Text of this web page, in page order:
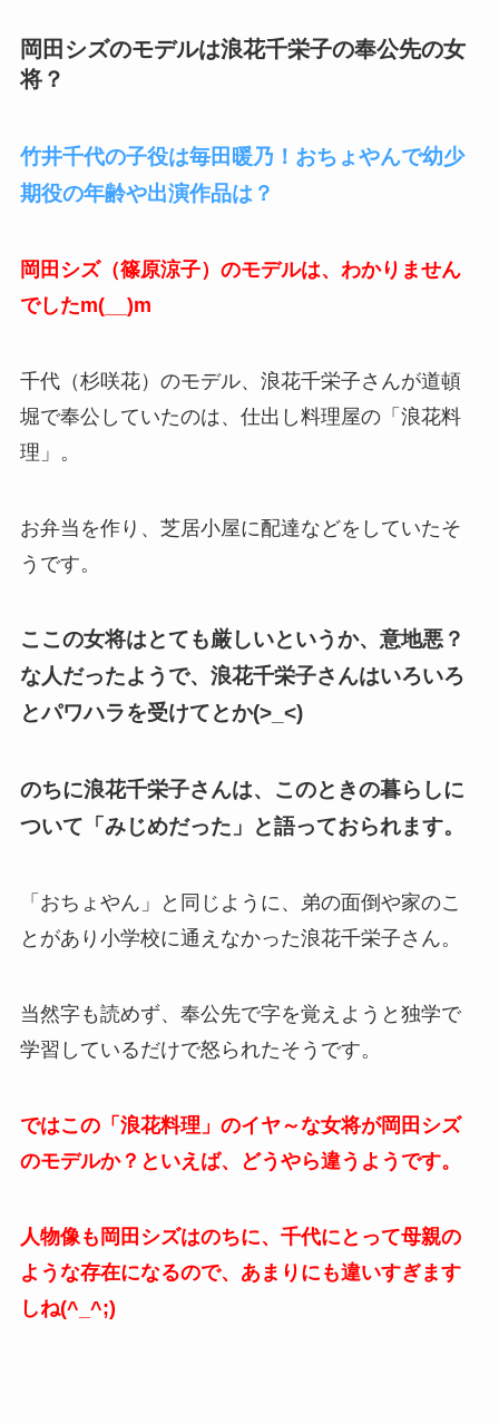
岡田シズのモデルは浪花千栄子の奉公先の女
将？
竹井千代の子役は毎田暖乃！おちょやんで幼少
期役の年齢や出演作品は？
岡田シズ（篠原涼子）のモデルは、わかりません
でしたm(__)m
千代（杉咲花）のモデル、浪花千栄子さんが道頓
堀で奉公していたのは、仕出し料理屋の「浪花料
理」。
お弁当を作り、芝居小屋に配達などをしていたそ
うです。
ここの女将はとても厳しいというか、意地悪？
な人だったようで、浪花千栄子さんはいろいろ
とパワハラを受けてとか(>_<)
のちに浪花千栄子さんは、このときの暮らしに
ついて「みじめだった」と語っておられます。
「おちょやん」と同じように、弟の面倒や家のこ
とがあり小学校に通えなかった浪花千栄子さん。
当然字も読めず、奉公先で字を覚えようと独学で
学習しているだけで怒られたそうです。
ではこの「浪花料理」のイヤ～な女将が岡田シズ
のモデルか？といえば、どうやら違うようです。
人物像も岡田シズはのちに、千代にとって母親の
ような存在になるので、あまりにも違いすぎます
しね(^_^;)